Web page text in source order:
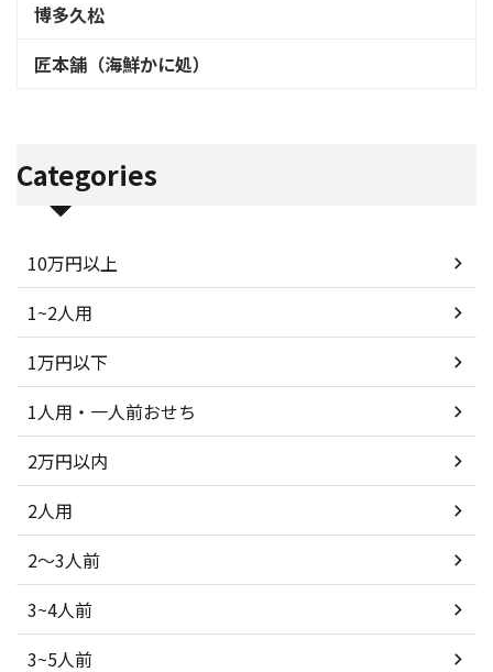
博多久松
匠本舗（海鮮かに処）
Categories
10万円以上
1~2人用
1万円以下
1人用・一人前おせち
2万円以内
2人用
2～3人前
3~4人前
3~5人前